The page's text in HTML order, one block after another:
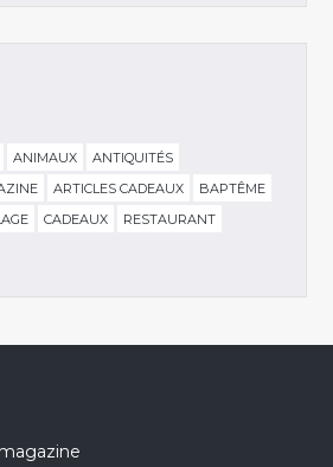
ANIMAUX
ANTIQUITÉS
ARTICLES CADEAUX
BAPTÊME
CADEAUX
RESTAURANT